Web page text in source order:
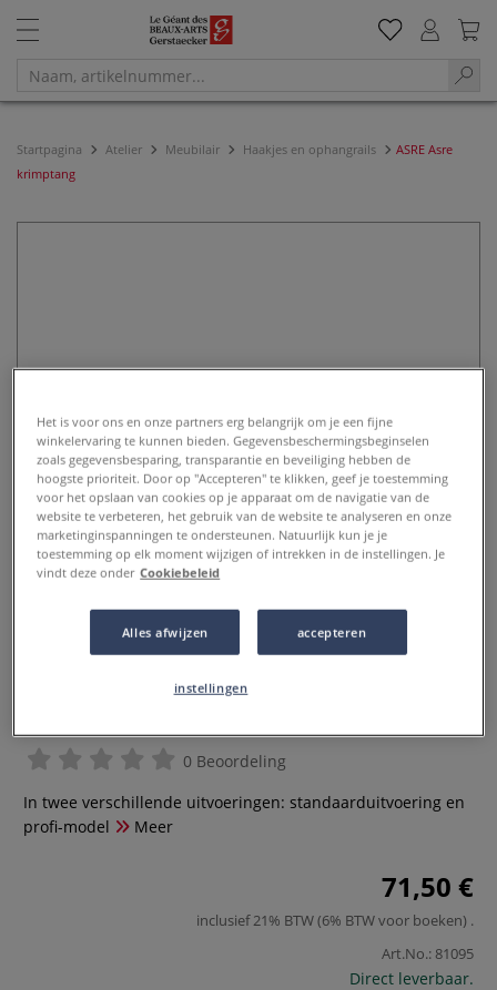
Startpagina Atelier Meubilair Haakjes en ophangrails
ASRE Asre
krimptang
0 Beoordeling
In twee verschillende uitvoeringen: standaarduitvoering en
profi-model
Meer
71,50 €
inclusief 21% BTW (6% BTW voor boeken) .
Art.No.: 81095
Direct leverbaar.
Het is voor ons en onze partners erg belangrijk om je een fijne
winkelervaring te kunnen bieden. Gegevensbeschermingsbeginselen
zoals gegevensbesparing, transparantie en beveiliging hebben de
hoogste prioriteit. Door op "Accepteren" te klikken, geef je toestemming
voor het opslaan van cookies op je apparaat om de navigatie van de
website te verbeteren, het gebruik van de website te analyseren en onze
marketinginspanningen te ondersteunen. Natuurlijk kun je je
toestemming op elk moment wijzigen of intrekken in de instellingen. Je
vindt deze onder Cookiebeleid
Alles afwijzen accepteren
instellingen